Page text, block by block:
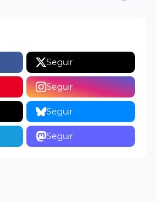
Seguir
Seguir
Seguir
Seguir